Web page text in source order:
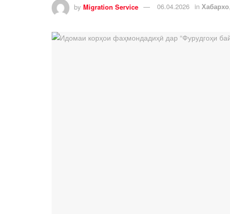
by Migration Service 06.04.2026 in Хабархо,